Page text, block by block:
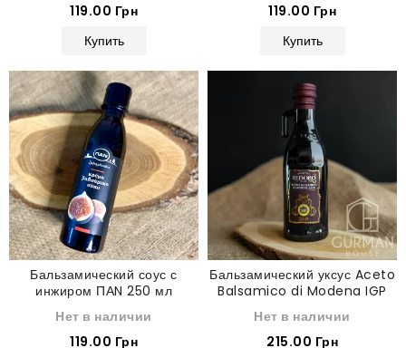
119.00 Грн
Купить
119.00 Грн
Купить
Бальзамический соус с
инжиром ПАN 250 мл
Нет в наличии
119.00 Грн
Бальзамический уксус Aceto
Balsamico di Modena IGP
Нет в наличии
215.00 Грн